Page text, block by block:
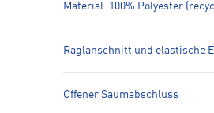
Material: 100% Polyester
Raglanschnitt und elastische
Offener Saumabschluss